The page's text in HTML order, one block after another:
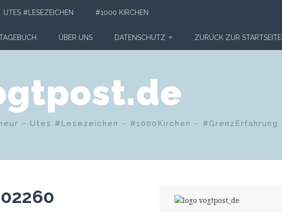
UTES #LESEZEICHEN #1000 KIRCHEN
ÜBER UNS DATENSCHUTZ ZURÜCK ZUR STARTSEITE
– Utes #Lesezeichen – #1000Kirchen – #GrenzErfahrung